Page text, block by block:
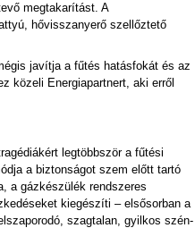
megtakarítást. A
hővisszanyerő szellőztető
javítja a fűtés hatásfokát és az
közeli Energiapartnert, aki erről
legtöbbször a fűtési
a biztonságot szem előtt tartó
a gázkészülék rendszeres
kiegészíti – elsősorban a
szagtalan, gyilkos szén-